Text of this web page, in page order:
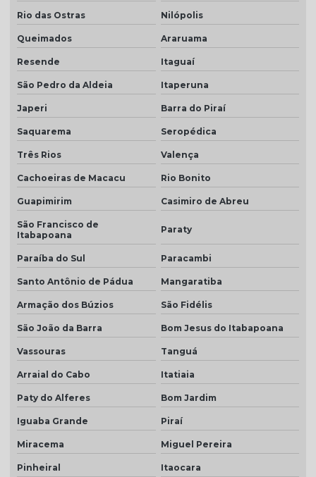
Telha dupla colonial
Telha dupla face esmaltada
Telha dupla portuguesa
Telha dupla preço
Telha dupla romana
Telha em monte carmelo
Telha esmaltado caramelo
Telha hidrofugada
Telha hidrofugada preço
Telha marfim
Telha natural
Telha natural romana
Telha palha
Telha palha mesclada
Telha piso
Rio das Ostras Nilópolis
Queimados Araruama
Resende Itaguaí
São Pedro da Aldeia Itaperuna
Japeri Barra do Piraí
Saquarema Seropédica
Três Rios Valença
Cachoeiras de Macacu Rio Bonito
Guapimirim Casimiro de Abreu
São Francisco de
Itabapoana
Paraty
Paraíba do Sul Paracambi
Santo Antônio de Pádua Mangaratiba
Armação dos Búzios São Fidélis
São João da Barra Bom Jesus do Itabapoana
Vassouras Tanguá
Arraial do Cabo Itatiaia
Paty do Alferes Bom Jardim
Iguaba Grande Piraí
Miracema Miguel Pereira
Pinheiral Itaocara